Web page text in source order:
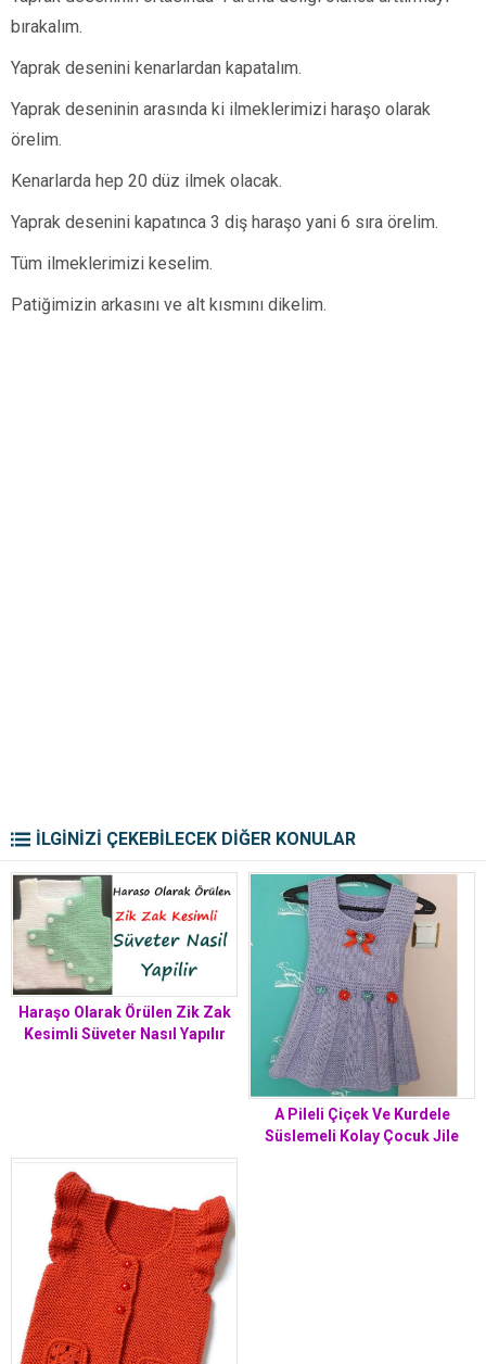
bırakalım.
Yaprak desenini kenarlardan kapatalım.
Yaprak deseninin arasında ki ilmeklerimizi haraşo olarak
örelim.
Kenarlarda hep 20 düz ilmek olacak.
Yaprak desenini kapatınca 3 diş haraşo yani 6 sıra örelim.
Tüm ilmeklerimizi keselim.
Patiğimizin arkasını ve alt kısmını dikelim.
İLGİNİZİ ÇEKEBİLECEK DİĞER KONULAR
Haraşo Olarak Örülen Zik Zak
Kesimli Süveter Nasıl Yapılır
A Pileli Çiçek Ve Kurdele
Süslemeli Kolay Çocuk Jile